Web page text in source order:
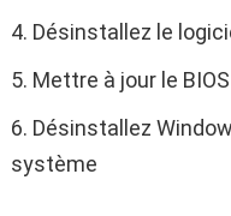
Désinstallez le
Mettre à jour le BIOS
Désinstallez
système